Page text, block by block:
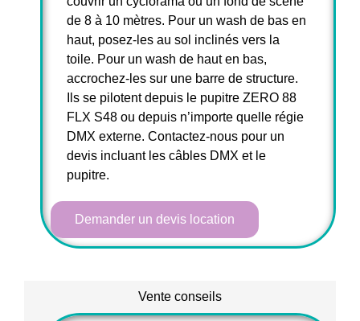
de 8 à 10 mètres. Pour un wash de bas en
haut, posez-les au sol inclinés vers la
toile. Pour un wash de haut en bas,
accrochez-les sur une barre de structure.
Ils se pilotent depuis le pupitre ZERO 88
FLX S48 ou depuis n’importe quelle régie
DMX externe. Contactez-nous pour un
devis incluant les câbles DMX et le
pupitre.
Demander un devis location
Vente conseils